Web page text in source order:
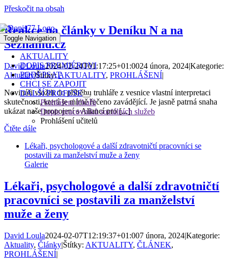
Přeskočit na obsah
Toggle Navigation
AKTUALITY
DOPIS PREMIÉROVI
PODEPSAT
CHCI SE ZAPOJIT
DALŠÍ PROFESE
Prohlášení lékařů
Dopis pracovníků sociálních služeb
Prohlášení učitelů
Reakce na články v Deníku N a na
Seznamu.cz
David Loula2024-02-24T01:17:25+01:0024 února, 2024|Kategorie:
Aktuality|Štítky:AKTUALITY, PROHLÁŠENÍ|
Novináři vložili do příběhu truhláře z vesnice vlastní interpretaci
skutečnosti, která je mírně řečeno zavádějící. Je jasně patrná snaha
ukázat naše propojení s Aliancí pro [...]
Čtěte dále
Lékaři, psychologové a další zdravotničtí pracovníci se
postavili za manželství muže a ženy
Galerie
Lékaři, psychologové a další zdravotničtí
pracovníci se postavili za manželství
muže a ženy
David Loula2024-02-07T12:19:37+01:007 února, 2024|Kategorie:
Aktuality, Články|Štítky: AKTUALITY, ČLÁNEK,
PROHLÁŠENÍ|